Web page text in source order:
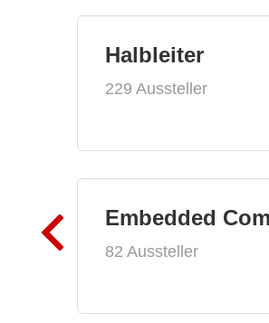
Halbleiter
229 Aussteller
Embedded
82 Aussteller